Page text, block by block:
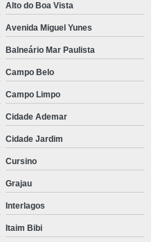
Alto do Boa Vista
Avenida Miguel Yunes
Balneário Mar Paulista
Campo Belo
Campo Limpo
Cidade Ademar
Cidade Jardim
Cursino
Grajau
Interlagos
Itaim Bibi